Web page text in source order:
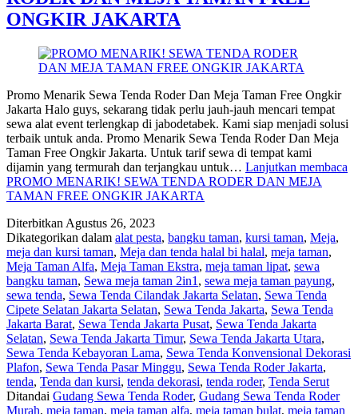
ONGKIR JAKARTA
Promo Menarik Sewa Tenda Roder Dan Meja Taman Free Ongkir
Jakarta Halo guys, sekarang tidak perlu jauh-jauh mencari tempat
sewa alat event terlengkap di jabodetabek. Kami siap menjadi solusi
terbaik untuk anda. Promo Menarik Sewa Tenda Roder Dan Meja
Taman Free Ongkir Jakarta. Untuk tarif sewa di tempat kami
dijamin yang termurah dan terjangkau untuk… Lanjutkan membaca
PROMO MENARIK! SEWA TENDA RODER DAN MEJA
TAMAN FREE ONGKIR JAKARTA
Diterbitkan Agustus 26, 2023
Dikategorikan dalam alat pesta, bangku taman, kursi taman, Meja,
meja dan kursi taman, Meja dan tenda halal bi halal, meja taman,
Meja Taman Alfa, Meja Taman Ekstra, meja taman lipat, sewa
bangku taman, Sewa meja taman 2in1 , sewa meja taman payung,
sewa tenda, Sewa Tenda Cilandak Jakarta Selatan, Sewa Tenda
Cipete Selatan Jakarta Selatan, Sewa Tenda Jakarta, Sewa Tenda
Jakarta Barat, Sewa Tenda Jakarta Pusat, Sewa Tenda Jakarta
Selatan, Sewa Tenda Jakarta Timur, Sewa Tenda Jakarta Utara,
Sewa Tenda Kebayoran Lama, Sewa Tenda Konvensional Dekorasi
Plafon, Sewa Tenda Pasar Minggu, Sewa Tenda Roder Jakarta,
tenda, Tenda dan kursi, tenda dekorasi, tenda roder, Tenda Serut
Ditandai Gudang Sewa Tenda Roder, Gudang Sewa Tenda Roder
Murah, meja taman, meja taman alfa, meja taman bulat, meja taman